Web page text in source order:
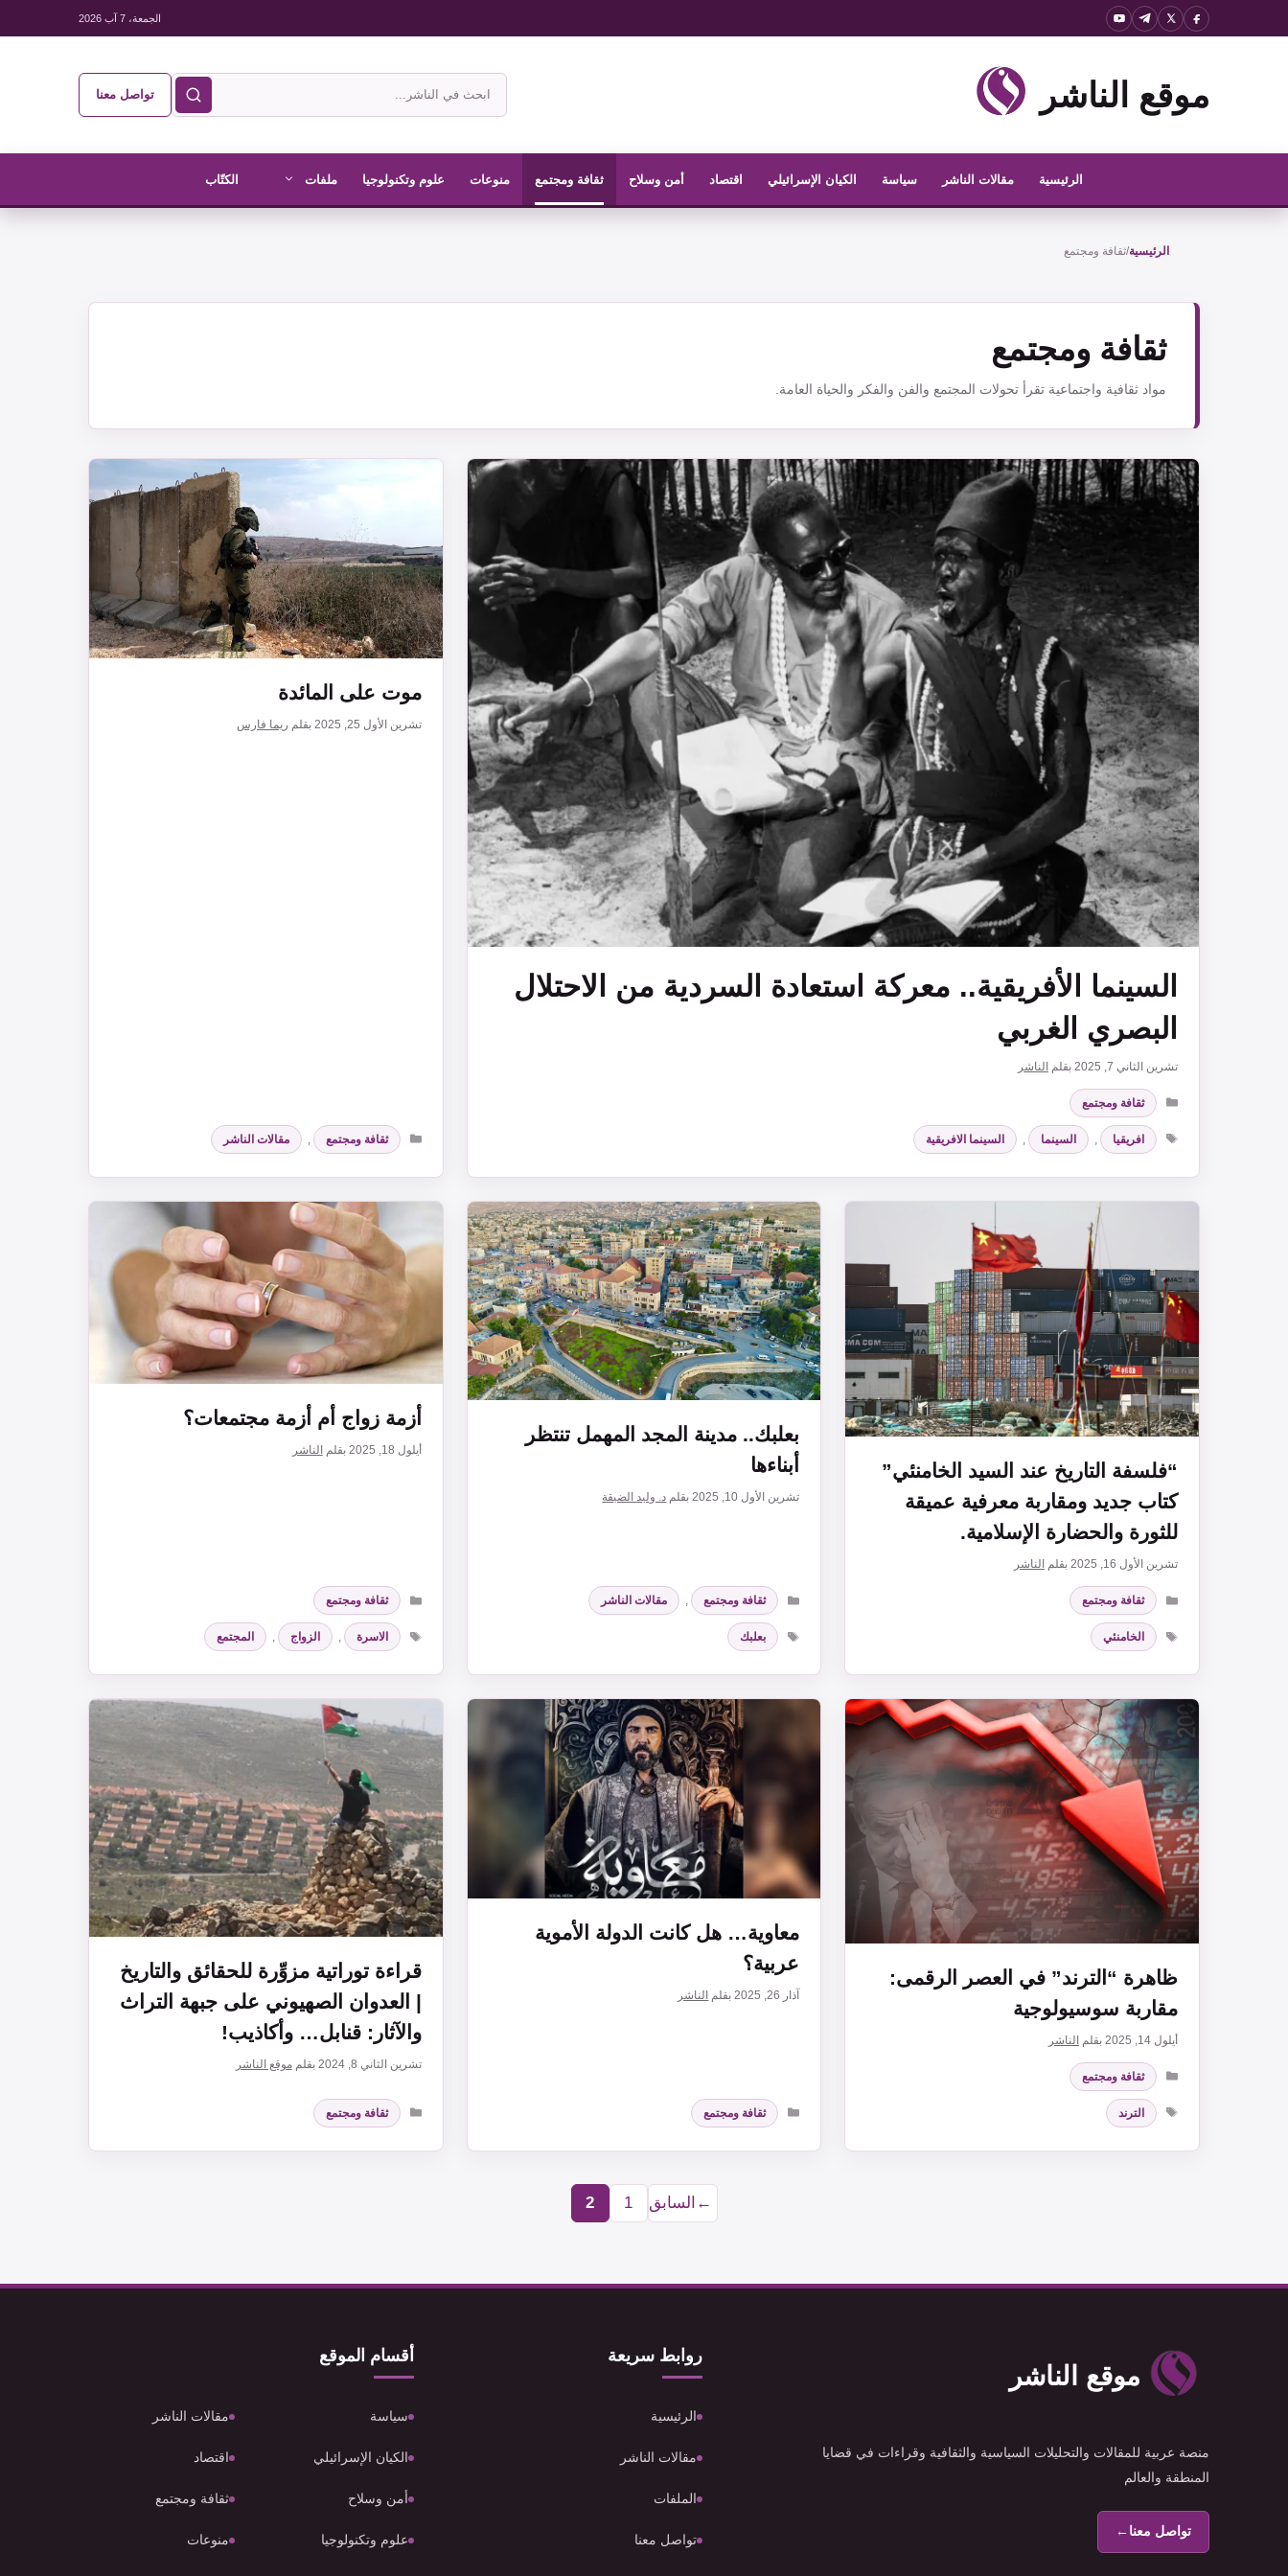
الجمعة، 7 آب 2026
موقع الناشر
ابحث
في
الناشر
تواصل معنا
الرئيسية مقالات الناشر سياسة الكيان الإسرائيلي اقتصاد أمن وسلاح ثقافة ومجتمع منوعات علوم وتكنولوجيا ملفات الكتّاب
الرئيسية/ثقافة ومجتمع
ثقافة ومجتمع
مواد ثقافية واجتماعية تقرأ تحولات المجتمع والفن والفكر والحياة العامة.
السينما الأفريقية.. معركة استعادة السردية من الاحتلال
البصري الغربي
تشرين الثاني 7, 2025 بقلم الناشر
التصنيفات
ثقافة ومجتمع
الوسوم
افريقيا السينما السينما الافريقية
موت على المائدة
تشرين الأول 25, 2025 بقلم ريما فارس
التصنيفات
ثقافة ومجتمع مقالات الناشر
“فلسفة التاريخ عند السيد الخامنئي”
كتاب جديد ومقاربة معرفية عميقة
للثورة والحضارة الإسلامية.
تشرين الأول 16, 2025 بقلم الناشر
التصنيفات
ثقافة ومجتمع
الوسوم
الخامنئي
بعلبك.. مدينة المجد المهمل تنتظر
أبناءها
تشرين الأول 10, 2025 بقلم د. وليد الضيقة
التصنيفات
ثقافة ومجتمع ,
مقالات الناشر
الوسوم
بعلبك
أزمة زواج أم أزمة مجتمعات؟
أيلول 18, 2025 بقلم الناشر
التصنيفات
ثقافة ومجتمع
الوسوم
الاسرة , الزواج , المجتمع
ظاهرة “الترند” في العصر الرقمى:
مقاربة سوسيولوجية
أيلول 14, 2025 بقلم الناشر
التصنيفات
ثقافة ومجتمع
الوسوم
الترند
معاوية… هل كانت الدولة الأموية
عربية؟
آذار 26, 2025 بقلم الناشر
التصنيفات
ثقافة ومجتمع
قراءة توراتية مزوِّرة للحقائق والتاريخ
| العدوان الصهيوني على جبهة التراث
والآثار: قنابل… وأكاذيب!
تشرين الثاني 8, 2024 بقلمموقع الناشر
التصنيفات
ثقافة ومجتمع
← السابق
Page
1
Page
2
موقع الناشر
منصة عربية للمقالات والتحليلات السياسية والثقافية وقراءات في قضايا
المنطقة والعالم
تواصل معنا←
روابط سريعة
الرئيسية
مقالات الناشر
الملفات
تواصل معنا
أقسام الموقع
سياسة مقالات الناشر
الكيان الإسرائيلي اقتصاد
أمن وسلاح ثقافة ومجتمع
علوم وتكنولوجيا منوعات